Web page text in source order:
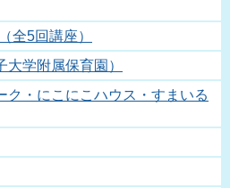
全5回講座）
学附属保育園）
ク・にこにこハウス・すまいる